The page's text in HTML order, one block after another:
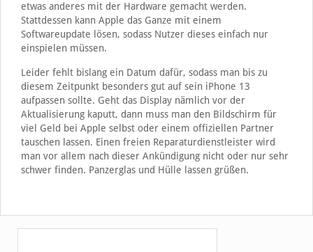
etwas anderes mit der Hardware gemacht werden.
Stattdessen kann Apple das Ganze mit einem
Softwareupdate lösen, sodass Nutzer dieses einfach nur
einspielen müssen.
Leider fehlt bislang ein Datum dafür, sodass man bis zu
diesem Zeitpunkt besonders gut auf sein iPhone 13
aufpassen sollte. Geht das Display nämlich vor der
Aktualisierung kaputt, dann muss man den Bildschirm für
viel Geld bei Apple selbst oder einem offiziellen Partner
tauschen lassen. Einen freien Reparaturdienstleister wird
man vor allem nach dieser Ankündigung nicht oder nur sehr
schwer finden. Panzerglas und Hülle lassen grüßen.